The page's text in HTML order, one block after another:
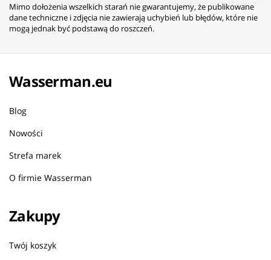
Mimo dołożenia wszelkich starań nie gwarantujemy, że publikowane
dane techniczne i zdjęcia nie zawierają uchybień lub błędów, które nie
mogą jednak być podstawą do roszczeń.
Wasserman.eu
Blog
Nowości
Strefa marek
O firmie Wasserman
Zakupy
Twój koszyk